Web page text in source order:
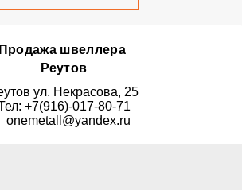
Продажа швеллера
Реутов
ул. Некрасова, 25
+7(916)-017-80-71
onemetall@yandex.ru